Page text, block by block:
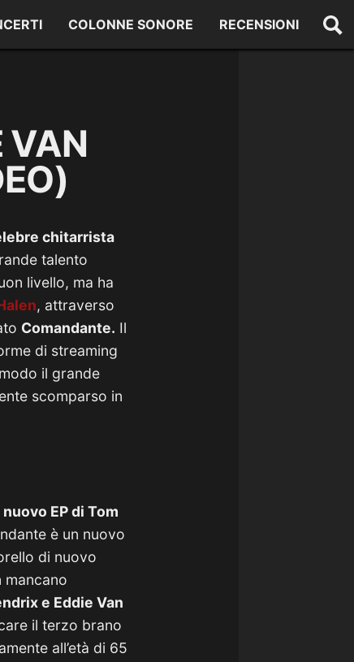
COLONNE SONORE RECENSIONI
VAN
chitarrista
talento
livello, ma ha
, attraverso
Comandante. Il
di streaming
il grande
scomparso in
nuovo EP di Tom
è un nuovo
di nuovo
mancano
e Eddie Van
il terzo brano
all’età di 65